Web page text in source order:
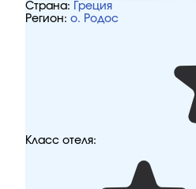
Страна:
Греция
Регион: о. Родос
Класс отеля: